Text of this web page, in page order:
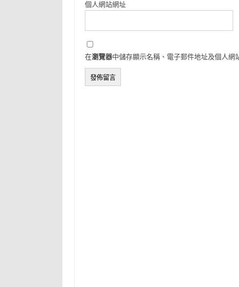
個人網站網址
在瀏覽器中儲存顯示名稱、電子郵件地址及個人網